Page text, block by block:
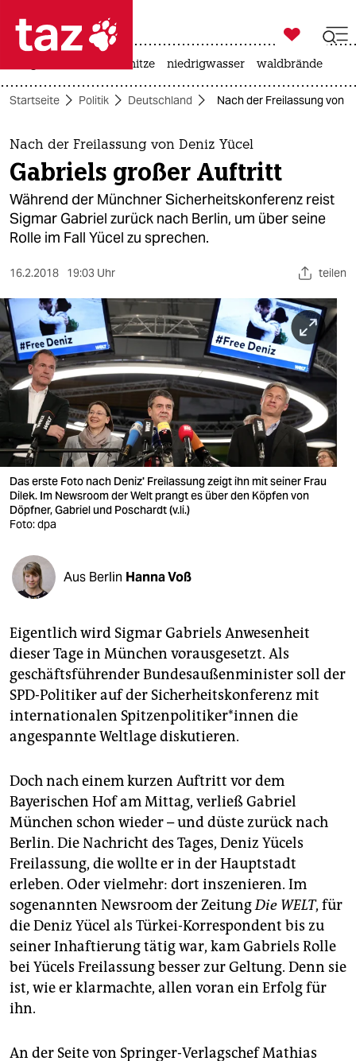
 taz zahl ich
taz zahl ich
themen
politik
öko
sport
berlin
nord
wahrheit
verlag
verlag
veranstaltungen
shop
fragen & hilfe
unterstützen
abo
genossenschaft
epaper login

taz zahl ich
hitze niedrigwasser waldbrände
Startseite Politik Deutschland Nach der Freilassung von
Nach der Freilassung von Deniz Yücel
Gabriels großer Auftritt
Während der Münchner Sicherheitskonferenz reist
Sigmar Gabriel zurück nach Berlin, um über seine
Rolle im Fall Yücel zu sprechen.
16.2.2018 19:03 Uhr teilen
Das erste Foto nach Deniz' Freilassung zeigt ihn mit seiner Frau
Dilek. Im Newsroom der Welt prangt es über den Köpfen von
Döpfner, Gabriel und Poschardt (v.li.)
Foto: dpa
Aus Berlin Hanna Voß
Eigentlich wird Sigmar Gabriels Anwesenheit
dieser Tage in München vorausgesetzt. Als
geschäftsführender Bundesaußenminister soll der
SPD-Politiker auf der Sicherheitskonferenz mit
internationalen Spitzenpolitiker*innen die
angespannte Weltlage diskutieren.
Doch nach einem kurzen Auftritt vor dem
Bayerischen Hof am Mittag, verließ Gabriel
München schon wieder – und düste zurück nach
Berlin. Die Nachricht des Tages, Deniz Yücels
Freilassung, die wollte er in der Hauptstadt
erleben. Oder vielmehr: dort inszenieren. Im
sogenannten Newsroom der ZeitungDie WELT, für
die Deniz Yücel als Türkei-Korrespondent bis zu
seiner Inhaftierung tätig war, kam Gabriels Rolle
bei Yücels Freilassung besser zur Geltung. Denn sie
ist, wie er klarmachte, allen voran ein Erfolg für
ihn.
An der Seite von Springer-Verlagschef Mathias